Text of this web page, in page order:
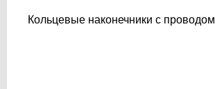
Кольцевые наконечники с проводом